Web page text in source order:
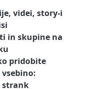
videi, story-i
in skupine na
pridobite
strank